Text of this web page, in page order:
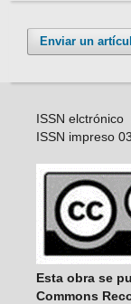
Enviar un
ISSN elctrónico
ISSN impreso
Esta obra se
Commons